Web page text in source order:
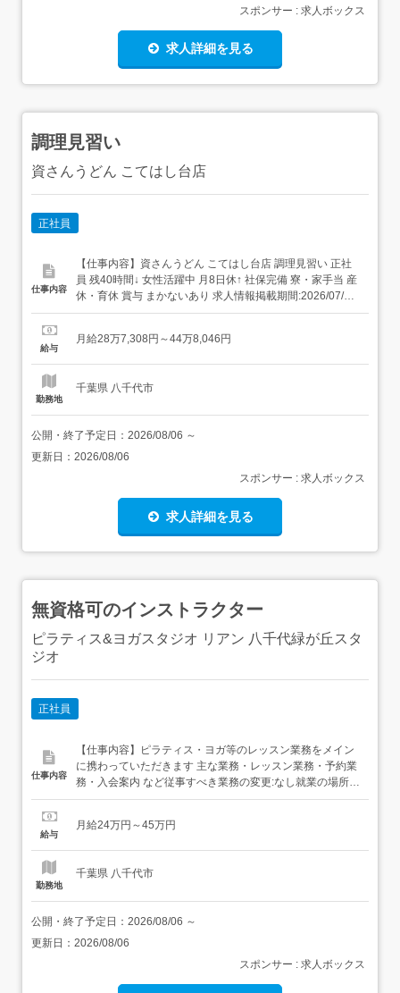
スポンサー : 求人ボックス
求人詳細を見る
調理見習い
資さんうどん こてはし台店
正社員
仕事内容
【仕事内容】資さんうどん こてはし台店 調理見習い 正社
員 残40時間↓ 女性活躍中 月8日休↑ 社保完備 寮・家⼿当 産
休・育休 賞与 まかないあり 求人情報掲載期間:2026/07/09
～2026/08/13 求人情報 店舗の特徴 北九州発祥のうどんチ
通 大和路線「奈良駅」より車10分...
給与
月給28万7,308円～44万8,046円
勤務地
千葉県 八千代市
公開・終了予定日： 2026/08/06 ～
更新日： 2026/08/06
スポンサー : 求人ボックス
求人詳細を見る
無資格可のインストラクター
ピラティス&ヨガスタジオ リアン 八千代緑が丘スタ
ジオ
正社員
仕事内容
【仕事内容】ピラティス・ヨガ等のレッスン業務をメイン
に携わっていただきます 主な業務・レッスン業務・予約業
務・入会案内 など従事すべき業務の変更:なし就業の場所の
変更:なし 【経験・資格】<応募要件>Excel・Wordの基本
年を上限)資格・経験・学歴不問<歓迎要件>理学療法士資格
給与
月給24万円～45万円
勤務地
千葉県 八千代市
公開・終了予定日： 2026/08/06 ～
更新日： 2026/08/06
スポンサー : 求人ボックス